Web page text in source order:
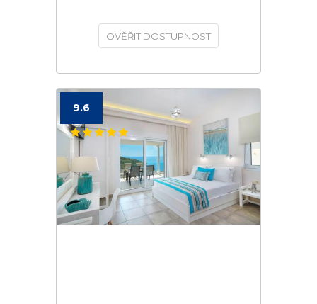
OVĚŘIT DOSTUPNOST
9.6